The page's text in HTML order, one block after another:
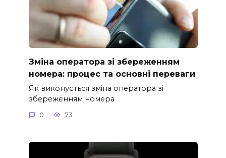
Зміна оператора зі збереженням
номера: процес та основні переваги
Як виконується зміна оператора зі
збереженням номера
0 73